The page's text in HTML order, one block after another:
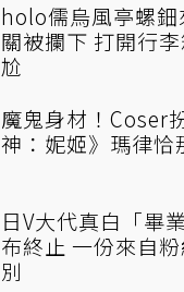
holo儒烏風亭螺
關被攔下 打開行
尬
魔鬼身材！Coser
神：妮姬》瑪律恰
日V大代真白「畢
布終止 一份來自
別